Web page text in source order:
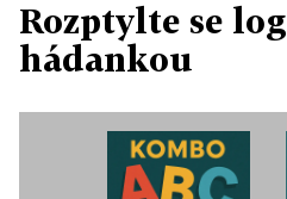
Rozptylte se
hádankou